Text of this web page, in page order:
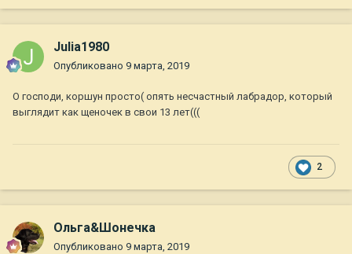
Julia1980
Опубликовано 9 марта, 2019
О господи, коршун просто( опять несчастный лабрадор, который
выглядит как щеночек в свои 13 лет(((
2
Ольга&Шонечка
Опубликовано 9 марта, 2019